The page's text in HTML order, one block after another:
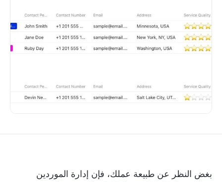
بغض النظر عن طبيعة عملك، فإن إدارة الموردين